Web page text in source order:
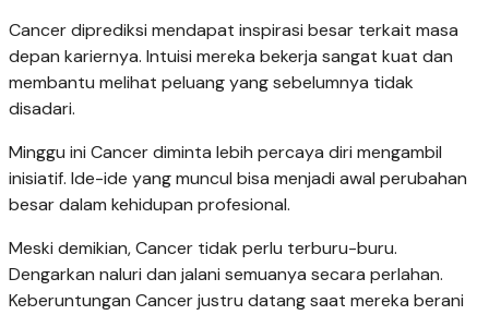
Cancer diprediksi mendapat inspirasi besar terkait masa
depan kariernya. Intuisi mereka bekerja sangat kuat dan
membantu melihat peluang yang sebelumnya tidak
disadari.
Minggu ini Cancer diminta lebih percaya diri mengambil
inisiatif. Ide-ide yang muncul bisa menjadi awal perubahan
besar dalam kehidupan profesional.
Meski demikian, Cancer tidak perlu terburu-buru.
Dengarkan naluri dan jalani semuanya secara perlahan.
Keberuntungan Cancer justru datang saat mereka berani